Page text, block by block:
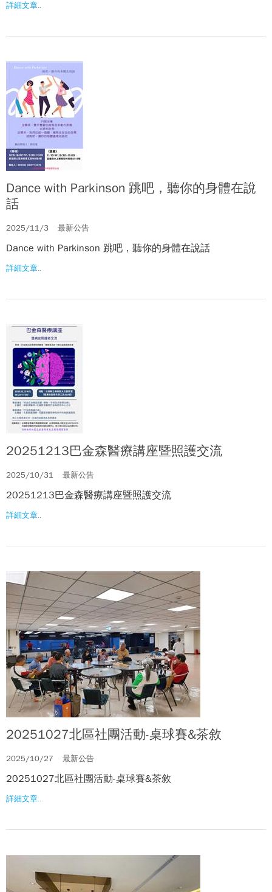
詳細文章..
Dance with Parkinson 跳吧，聽你的身體在說
話
2025/11/3 最新公告
Dance with Parkinson 跳吧，聽你的身體在說話
詳細文章..
20251213巴金森醫療講座暨照護交流
2025/10/31 最新公告
20251213巴金森醫療講座暨照護交流
詳細文章..
20251027北區社團活動-桌球賽&茶敘
2025/10/27 最新公告
20251027北區社團活動-桌球賽&茶敘
詳細文章..